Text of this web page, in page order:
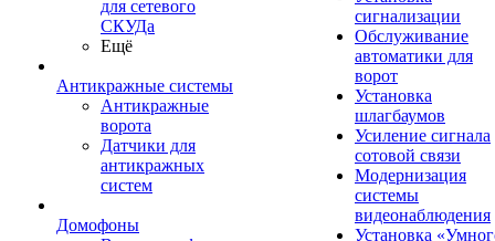
для сетевого
СКУДа
Ещё
Антикражные системы
Антикражные
ворота
Датчики для
антикражных
систем
Домофоны
сигнализации
Обслуживание
автоматики для
ворот
Установка
шлагбаумов
Усиление сигнала
сотовой связи
Модернизация
системы
видеонаблюдения
Установка